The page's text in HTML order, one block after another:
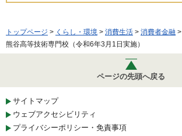
トップページ > くらし・環境 > 消費生活 > 消費者金融 >
熊谷高等技術専門校（令和6年3月1日実施）
ページの先頭へ戻る
サイトマップ
ウェブアクセシビリティ
プライバシーポリシー・免責事項